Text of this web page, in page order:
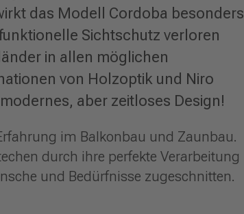
das Modell Cordoba besonders
Sichtschutz verloren
in allen möglichen
von Holzoptik und Niro
aber zeitloses Design!
im Balkonbau und Zaunbau.
durch ihre perfekte Verarbeitung
und Bedürfnisse zugeschnitten.